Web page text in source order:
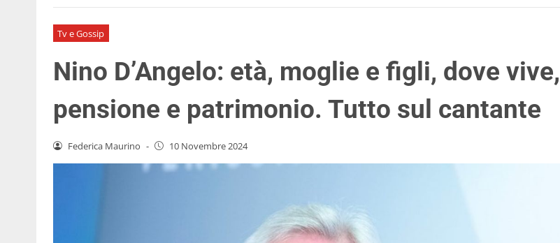
Tv e Gossip
Nino D’Angelo: età, moglie e figli, dove vive,
pensione e patrimonio. Tutto sul cantante
Federica Maurino - 10 Novembre 2024